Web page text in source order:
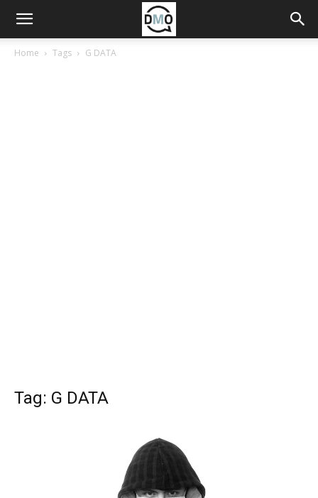
Home Tags G DATA
Tag: G DATA